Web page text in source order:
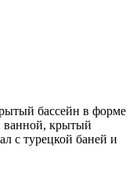
бассейн в форме
ванной, крытый
с турецкой баней и